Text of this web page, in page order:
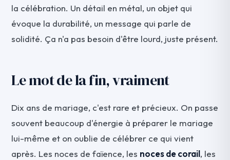
la célébration. Un détail en métal, un objet qui
évoque la durabilité, un message qui parle de
solidité. Ça n'a pas besoin d'être lourd, juste présent.
Le mot de la fin, vraiment
Dix ans de mariage, c'est rare et précieux. On passe
souvent beaucoup d'énergie à préparer le mariage
lui-même et on oublie de célébrer ce qui vient
après. Les noces de faïence, les noces de corail, les